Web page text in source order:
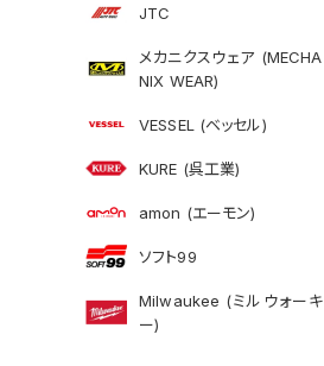
JTC
メカニクスウェア (MECHA
NIX WEAR)
VESSEL (ベッセル)
KURE (呉工業)
amon (エーモン)
ソフト99
Milwaukee (ミルウォーキ
ー)